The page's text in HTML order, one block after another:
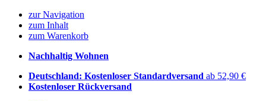
zur Navigation
zum Inhalt
zum Warenkorb
Nachhaltig Wohnen
Deutschland: Kostenloser Standardversand ab 52,90 €
Kostenloser Rückversand